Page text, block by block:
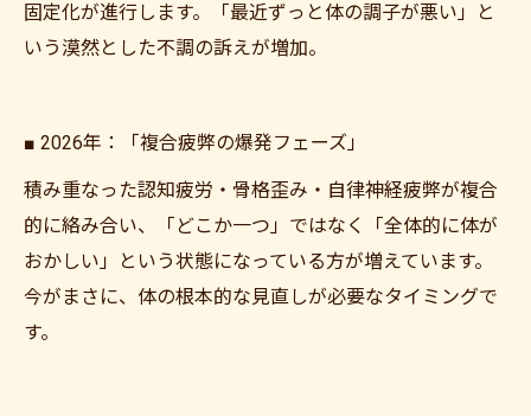
固定化が進行します。「最近ずっと体の調子が悪い」と
いう漠然とした不調の訴えが増加。
■ 2026年：「複合疲弊の爆発フェーズ」
積み重なった認知疲労・骨格歪み・自律神経疲弊が複合
的に絡み合い、「どこか一つ」ではなく「全体的に体が
おかしい」という状態になっている方が増えています。
今がまさに、体の根本的な見直しが必要なタイミングで
す。